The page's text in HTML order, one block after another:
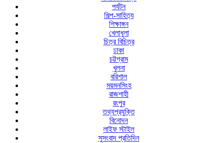
পর্যটন
শিল্প-সাহিত্য
শিক্ষাঙ্গন
খেলাধুলা
চিত্র বিচিত্র
ঢাকা
চট্টগ্রাম
খুলনা
বরিশাল
ময়মনসিংহ
রাজশাহী
রংপুর
তথ্যপ্রযুক্তি
বিনোদন
লাইফ স্টাইল
সুসংবাদ প্রতিদিন